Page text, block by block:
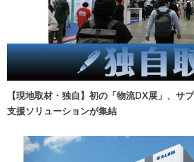
【現地取材・独自】初の「物流DX展」、サ
支援ソリューションが集結